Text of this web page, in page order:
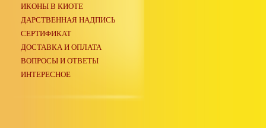
ИКОНЫ В КИОТЕ
ДАРСТВЕННАЯ НАДПИСЬ
СЕРТИФИКАТ
ДОСТАВКА И ОПЛАТА
ВОПРОСЫ И ОТВЕТЫ
ИНТЕРЕСНОЕ